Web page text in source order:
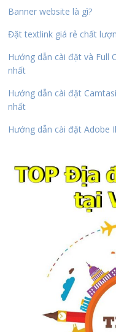
Banner website là gì?
Đặt textlink giá rẻ chất
Hướng dẫn cài đặt và Full
nhất
Hướng dẫn cài đặt
nhất
Hướng dẫn cài đặt Adobe